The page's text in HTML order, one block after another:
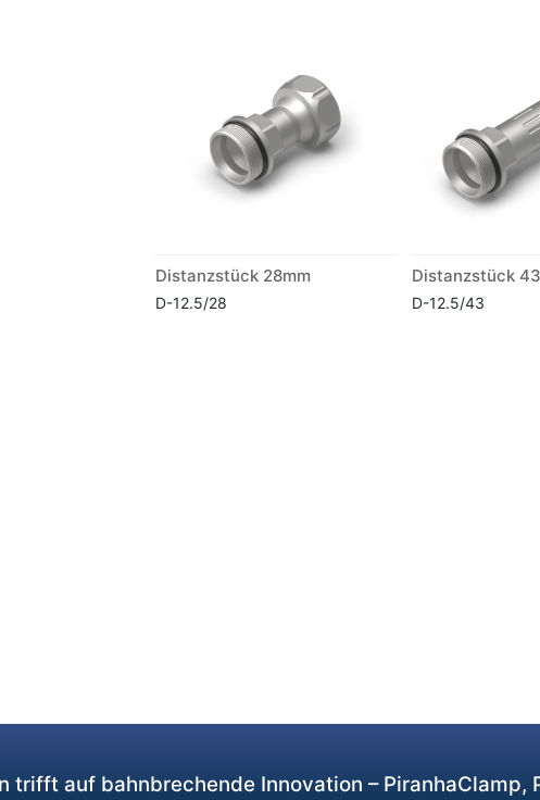
Distanzstück 28mm
D-12.5/28
Distanzstück
D-12.5/43
trifft auf bahnbrechende Innovation –